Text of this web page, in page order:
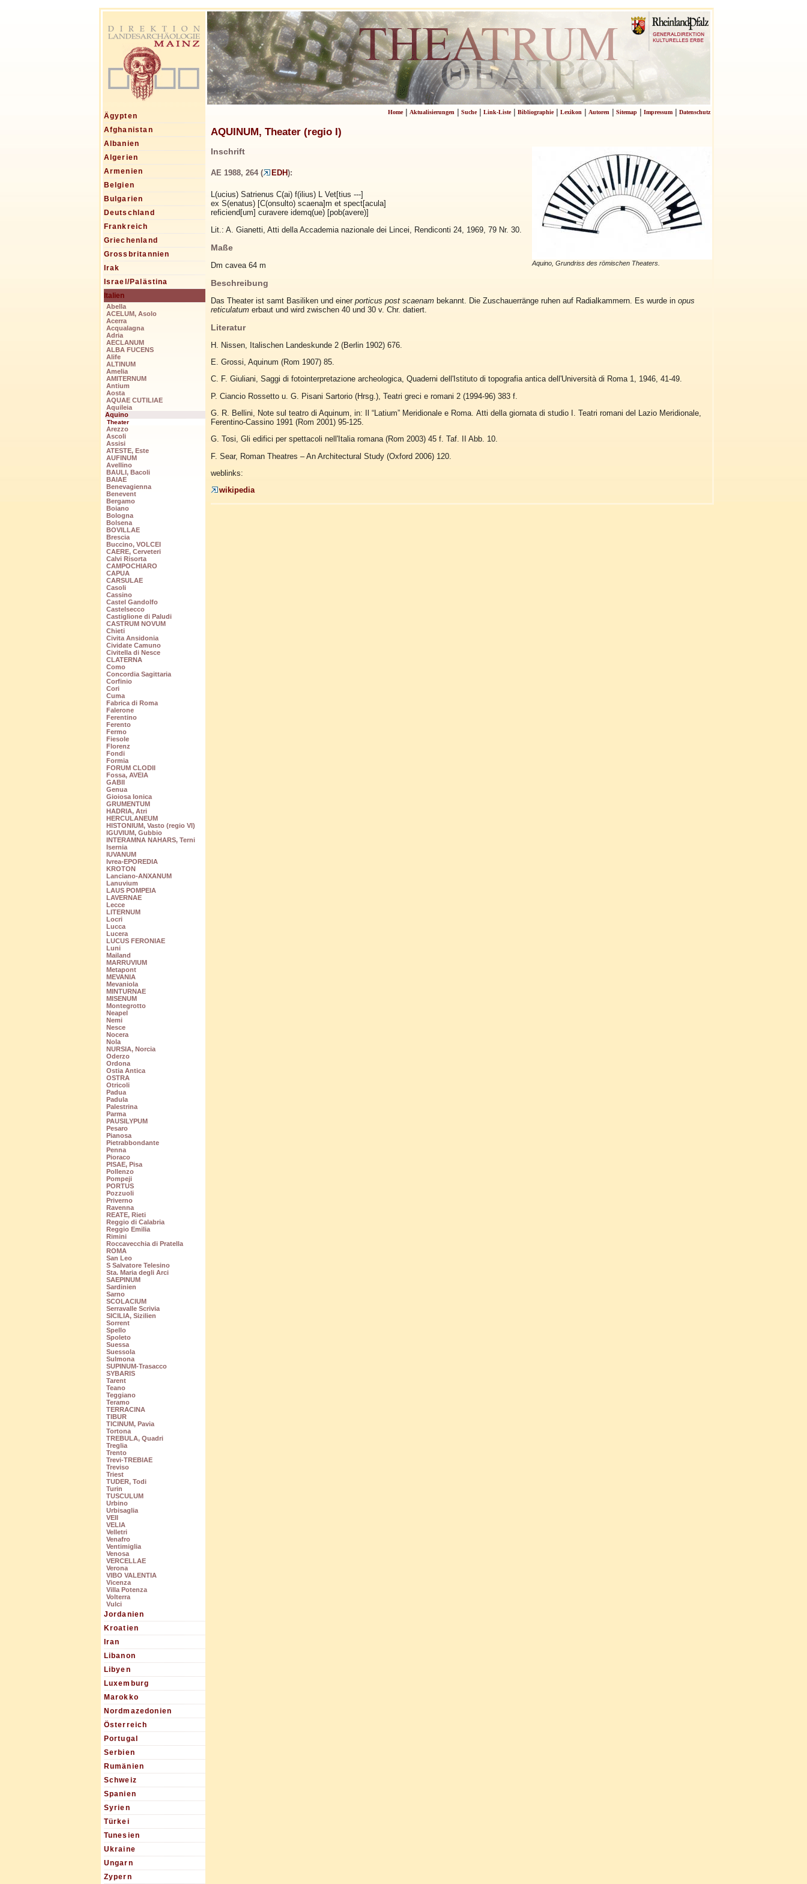
Ägypten
Afghanistan
Albanien
Algerien
Armenien
Belgien
Bulgarien
Deutschland
Frankreich
Griechenland
Grossbritannien
Irak
Israel/Palästina
Italien
Abella
ACELUM, Asolo
Acerra
Acqualagna
Adria
AECLANUM
ALBA FUCENS
Alife
ALTINUM
Amelia
AMITERNUM
Antium
Aosta
AQUAE CUTILIAE
Aquileia
Aquino
Theater
Arezzo
Ascoli
Assisi
ATESTE, Este
AUFINUM
Avellino
BAULI, Bacoli
BAIAE
Benevagienna
Benevent
Bergamo
Boiano
Bologna
Bolsena
BOVILLAE
Brescia
Buccino, VOLCEI
CAERE, Cerveteri
Calvi Risorta
CAMPOCHIARO
CAPUA
CARSULAE
Casoli
Cassino
Castel Gandolfo
Castelsecco
Castiglione di Paludi
CASTRUM NOVUM
Chieti
Civita Ansidonia
Cividate Camuno
Civitella di Nesce
CLATERNA
Como
Concordia Sagittaria
Corfinio
Cori
Cuma
Fabrica di Roma
Falerone
Ferentino
Ferento
Fermo
Fiesole
Florenz
Fondi
Formia
FORUM CLODII
Fossa, AVEIA
GABII
Genua
Gioiosa Ionica
GRUMENTUM
HADRIA, Atri
HERCULANEUM
HISTONIUM, Vasto (regio VI)
IGUVIUM, Gubbio
INTERAMNA NAHARS, Terni
Isernia
IUVANUM
Ivrea-EPOREDIA
KROTON
Lanciano-ANXANUM
Lanuvium
LAUS POMPEIA
LAVERNAE
Lecce
LITERNUM
Locri
Lucca
Lucera
LUCUS FERONIAE
Luni
Mailand
MARRUVIUM
Metapont
MEVANIA
Mevaniola
MINTURNAE
MISENUM
Montegrotto
Neapel
Nemi
Nesce
Nocera
Nola
NURSIA, Norcia
Oderzo
Ordona
Ostia Antica
OSTRA
Otricoli
Padua
Padula
Palestrina
Parma
PAUSILYPUM
Pesaro
Pianosa
Pietrabbondante
Penna
Pioraco
PISAE, Pisa
Pollenzo
Pompeji
PORTUS
Pozzuoli
Priverno
Ravenna
REATE, Rieti
Reggio di Calabria
Reggio Emilia
Rimini
Roccavecchia di Pratella
ROMA
San Leo
S Salvatore Telesino
Sta. Maria degli Arci
SAEPINUM
Sardinien
Sarno
SCOLACIUM
Serravalle Scrivia
SICILIA, Sizilien
Sorrent
Spello
Spoleto
Suessa
Suessola
Sulmona
SUPINUM-Trasacco
SYBARIS
Tarent
Teano
Teggiano
Teramo
TERRACINA
TIBUR
TICINUM, Pavia
Tortona
TREBULA, Quadri
Treglia
Trento
Trevi-TREBIAE
Treviso
Triest
TUDER, Todi
Turin
TUSCULUM
Urbino
Urbisaglia
VEII
VELIA
Velletri
Venafro
Ventimiglia
Venosa
VERCELLAE
Verona
VIBO VALENTIA
Vicenza
Villa Potenza
Volterra
Vulci
Jordanien
Kroatien
Iran
Libanon
Libyen
Luxemburg
Marokko
Nordmazedonien
Österreich
Portugal
Serbien
Rumänien
Schweiz
Spanien
Syrien
Türkei
Tunesien
Ukraine
Ungarn
Zypern
Home| Aktualisierungen| Suche| Link-Liste| Bibliographie| Lexikon| Autoren| Sitemap| Impressum| Datenschutz
AQUINUM, Theater (regio I)
Aquino, Grundriss des römischen Theaters.
Inschrift
AE 1988, 264 ( EDH):
L(ucius) Satrienus C(ai) f(ilius) L Vet[tius ---]
ex S(enatus) [C(onsulto) scaena]m et spect[acula]
reficiend[um] curavere idemq(ue) [pob(avere)]
Lit.: A. Gianetti, Atti della Accademia nazionale dei Lincei, Rendiconti 24, 1969, 79 Nr. 30.
Maße
Dm cavea 64 m
Beschreibung
Das Theater ist samt Basiliken und einer porticus post scaenambekannt. Die Zuschauerränge ruhen auf Radialkammern. Es wurde in opus
reticulatumerbaut und wird zwischen 40 und 30 v. Chr. datiert.
Literatur
H. Nissen, Italischen Landeskunde 2 (Berlin 1902) 676.
E. Grossi, Aquinum (Rom 1907) 85.
C. F. Giuliani, Saggi di fotointerpretazione archeologica, Quaderni dell'Istituto di topografia antica dell'Università di Roma 1, 1946, 41-49.
P. Ciancio Rossetto u. G. Pisani Sartorio (Hrsg.), Teatri greci e romani 2 (1994-96) 383 f.
G. R. Bellini, Note sul teatro di Aquinum, in: Il “Latium” Meridionale e Roma. Atti della giornata di studio I. Teatri romani del Lazio Meridionale,
Ferentino-Cassino 1991 (Rom 2001) 95-125.
G. Tosi, Gli edifici per spettacoli nell'Italia romana (Rom 2003) 45 f. Taf. II Abb. 10.
F. Sear, Roman Theatres – An Architectural Study (Oxford 2006) 120.
weblinks:
wikipedia